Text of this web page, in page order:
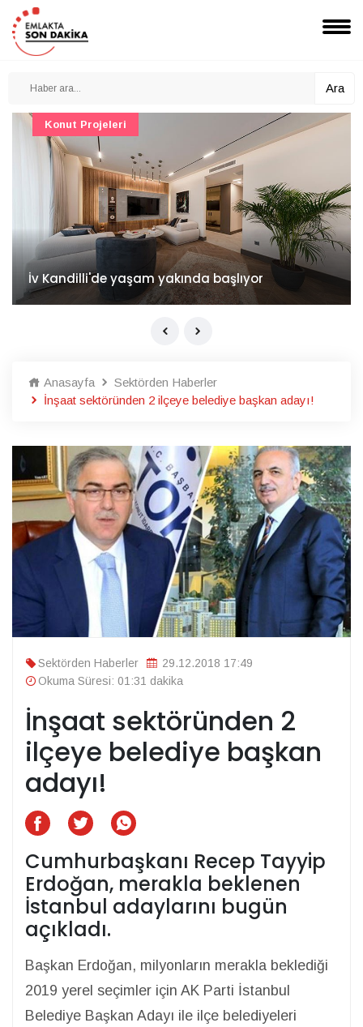
Ara
İv Kandilli'de yaşam yakında başlıyor
Konut Projeleri
Anasayfa
Sektörden Haberler
İnşaat sektöründen 2 ilçeye belediye başkan adayı!
Sektörden Haberler
29.12.2018 17:49
Okuma Süresi: 01:31 dakika
İnşaat sektöründen 2
ilçeye belediye başkan
adayı!
Cumhurbaşkanı Recep Tayyip
Erdoğan, merakla beklenen
İstanbul adaylarını bugün
açıkladı.
Başkan Erdoğan, milyonların merakla beklediği
2019 yerel seçimler için AK Parti İstanbul
Belediye Başkan Adayı ile ilçe belediyeleri